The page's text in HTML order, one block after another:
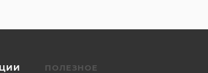
ПОЛЕЗНОЕ